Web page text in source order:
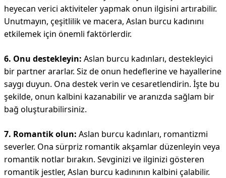
heyecan verici aktiviteler yapmak onun ilgisini artırabilir.
Unutmayın, çeşitlilik ve macera, Aslan burcu kadınını
etkilemek için önemli faktörlerdir.
6. Onu destekleyin: Aslan burcu kadınları, destekleyici
bir partner ararlar. Siz de onun hedeflerine ve hayallerine
saygı duyun. Ona destek verin ve cesaretlendirin. İşte bu
şekilde, onun kalbini kazanabilir ve aranızda sağlam bir
bağ oluşturabilirsiniz.
7. Romantik olun: Aslan burcu kadınları, romantizmi
severler. Ona sürpriz romantik akşamlar düzenleyin veya
romantik notlar bırakın. Sevginizi ve ilginizi gösteren
romantik jestler, Aslan burcu kadınının kalbini çalabilir.